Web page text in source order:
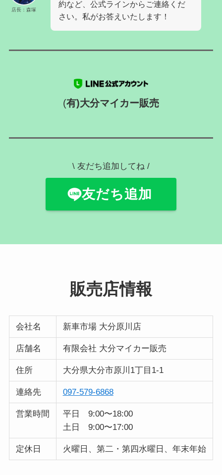
店長：森塚
約など、公式ラインからご連絡くだ
さい。私がお答えいたします！
(有)大分マイカー販売
\ 友だち追加してね /
友だち追加
販売店情報
会社名 新車市場 大分原川店
店舗名 有限会社 大分マイカー販売
住所 大分県大分市原川1丁目1-1
連絡先 097-579-6868
営業時間
平日 9:00〜18:00
土日 9:00〜17:00
定休日 火曜日、第二・第四水曜日、年末年始